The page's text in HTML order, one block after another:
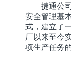
捷通公
安全管理基
式 ，建立了
厂以来至今
项生产任务